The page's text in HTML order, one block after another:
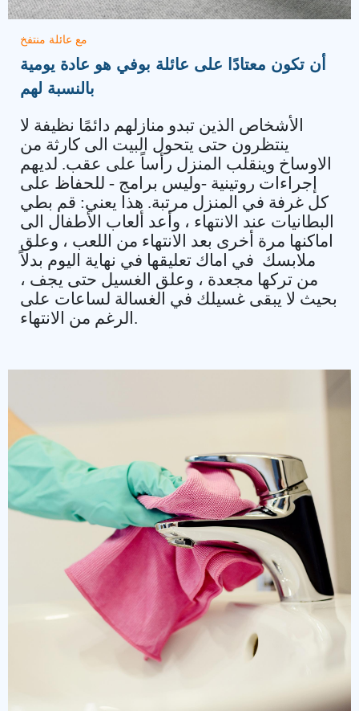
مع عائلة منتفخ
أن تكون معتادًا على عائلة بوفي هو عادة يومية
بالنسبة لهم
الأشخاص الذين تبدو منازلهم دائمًا نظيفة لا
ينتظرون حتى يتحول البيت الى كارثة من
الاوساخ وينقلب المنزل رأساً على عقب. لديهم
إجراءات روتينية -وليس برامج - للحفاظ على
كل غرفة في المنزل مرتبة. هذا يعني: قم بطي
البطانيات عند الانتهاء ، وأعد ألعاب الأطفال الى
اماكنها مرة أخرى بعد الانتهاء من اللعب ، وعلق
ملابسك في اماك تعليقها في نهاية اليوم بدلاً
من تركها مجعدة ، وعلق الغسيل حتى يجف ،
بحيث لا يبقى غسيلك في الغسالة لساعات على
الرغم من الانتهاء .